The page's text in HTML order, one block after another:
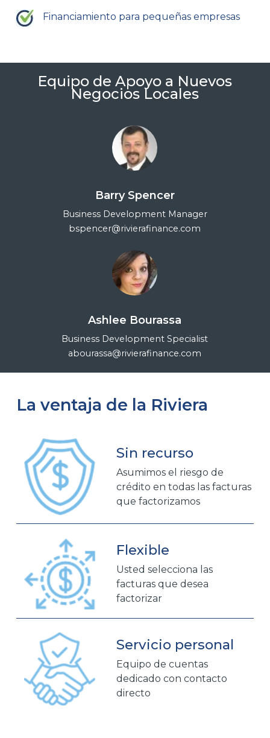
Financiamiento para pequeñas empresas
Equipo de Apoyo a Nuevos
Negocios Locales
Barry Spencer
Business Development Manager
bspencer@rivierafinance.com
Ashlee Bourassa
Business Development Specialist
abourassa@rivierafinance.com
La ventaja de la Riviera
Sin recurso
Asumimos el riesgo de
crédito en todas las facturas
que factorizamos
Flexible
Usted selecciona las
facturas que desea
factorizar
Servicio personal
Equipo de cuentas
dedicado con contacto
directo